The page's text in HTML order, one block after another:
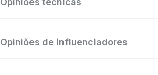
Opiniões de influenciadores